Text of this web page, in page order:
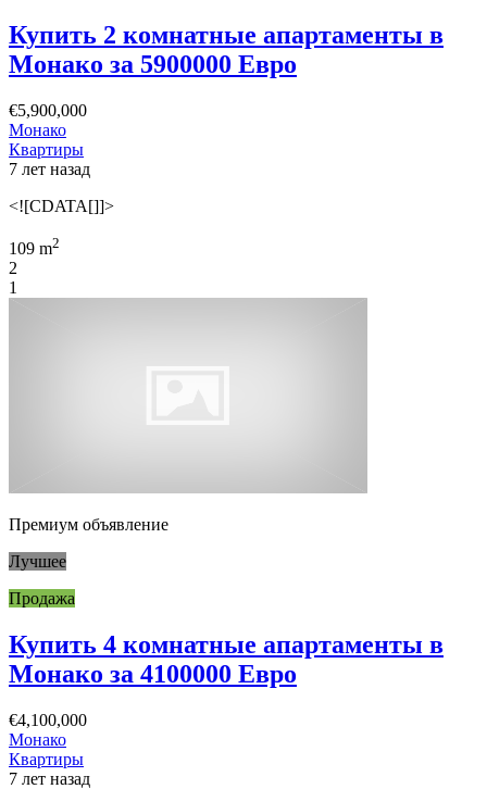
Купить 2 комнатные апартаменты в
Монако за 5900000 Евро
€5,900,000
Монако
Квартиры
7 лет назад
<![CDATA[]]>
109 m2
2
1
Премиум объявление
Лучшее
Продажа
Купить 4 комнатные апартаменты в
Монако за 4100000 Евро
€4,100,000
Монако
Квартиры
7 лет назад